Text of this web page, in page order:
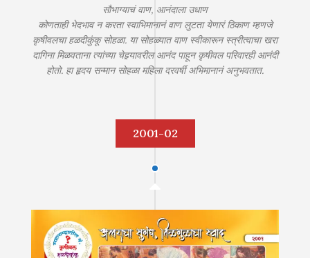
सौभाग्याचं वाण, आनंदाला उधाण
कोणताही भेदभाव न करता स्वाभिमानानं वाण लुटता येणारं ठिकाण म्हणजे
कृषीवलचा हळदीकुंकू सोहळा. या सोहळ्यात वाण स्वीकारून स्त्रीत्वाचा खरा
दागिना मिळवताना त्यांच्या चेहर्‍यावरील आनंद पाहून कृषीवल परिवारही आनंदी
होतो. हा हृदय सन्मान सोहळा महिला दरवर्षी अभिमानानं अनुभवतात.
2001-02